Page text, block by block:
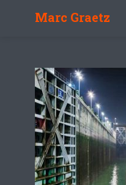
Marc Graetz